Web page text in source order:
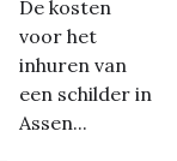
De kosten
voor het
inhuren van
een schilder in
Assen...